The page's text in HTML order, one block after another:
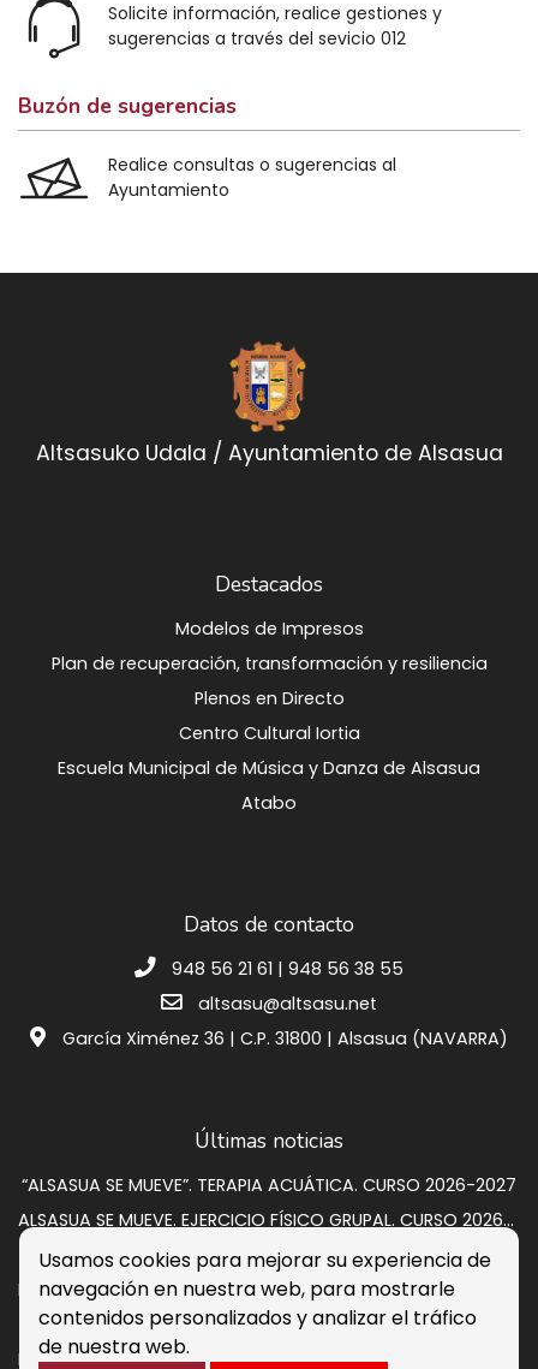
Solicite información, realice gestiones y
sugerencias a través del sevicio 012
Buzón de sugerencias
Realice consultas o sugerencias al
Ayuntamiento
Altsasuko Udala / Ayuntamiento de Alsasua
Destacados
Modelos de Impresos
Plan de recuperación, transformación y resiliencia
Plenos en Directo
Centro Cultural Iortia
Escuela Municipal de Música y Danza de Alsasua
Atabo
Datos de contacto
948 56 21 61 | 948 56 38 55
altsasu@altsasu.net
García Ximénez 36 | C.P. 31800 | Alsasua (NAVARRA)
Últimas noticias
“ALSASUA SE MUEVE”. TERAPIA ACUÁTICA. CURSO 2026-2027
ALSASUA SE MUEVE. EJERCICIO FÍSICO GRUPAL. CURSO 2026-2027
SUBASTA VIVIENDA EN CALLE GRUPO SAN PEDRO A 2
Listados provisionales escuelas deportivas 2026-2027
Usamos cookies para mejorar su experiencia de
navegación en nuestra web, para mostrarle
contenidos personalizados y analizar el tráfico
de nuestra web.